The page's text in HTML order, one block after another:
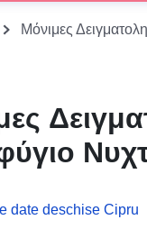
date deschise Cipru